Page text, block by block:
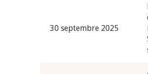
30 septembre 2025